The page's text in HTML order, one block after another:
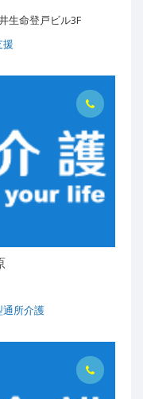
生命登戸ビル3F
援
通所介護